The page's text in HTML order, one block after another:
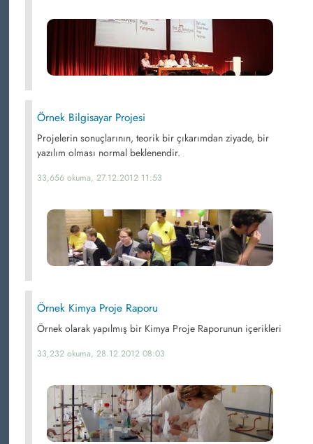
Örnek Bilgisayar Projesi
Projelerin sonuçlarının, teorik bir çıkarımdan ziyade, bir
yazılım olması normal beklenendir.
33,656 okuma, 27.12.2012 11:53
Örnek Kimya Proje Raporu
Örnek olarak yapılmış bir Kimya Proje Raporunun içerikleri
33,232 okuma, 28.12.2012 08:03